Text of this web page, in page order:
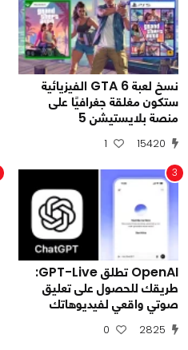
نسخ لعبة GTA 6 الفيزيائية
ستكون مغلقة جغرافيًا على
منصة بلايستيشن 5
15420
1
3
OpenAI تطلق GPT-Live:
طريقك للحصول على تعليق
صوتي واقعي لفيديوهاتك
2825
0